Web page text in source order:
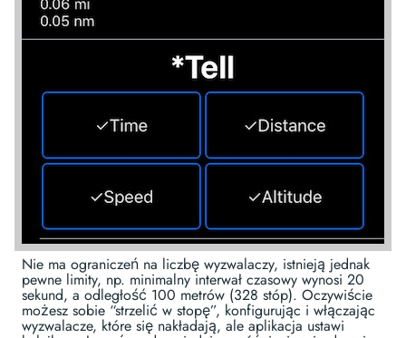
Nie ma ograniczeń na liczbę wyzwalaczy, istnieją jednak
pewne limity, np. minimalny interwał czasowy wynosi 20
sekund, a odległość 100 metrów (328 stóp). Oczywiście
możesz sobie “strzelić w stopę”, konfigurując i włączając
wyzwalacze, które się nakładają, ale aplikacja ustawi